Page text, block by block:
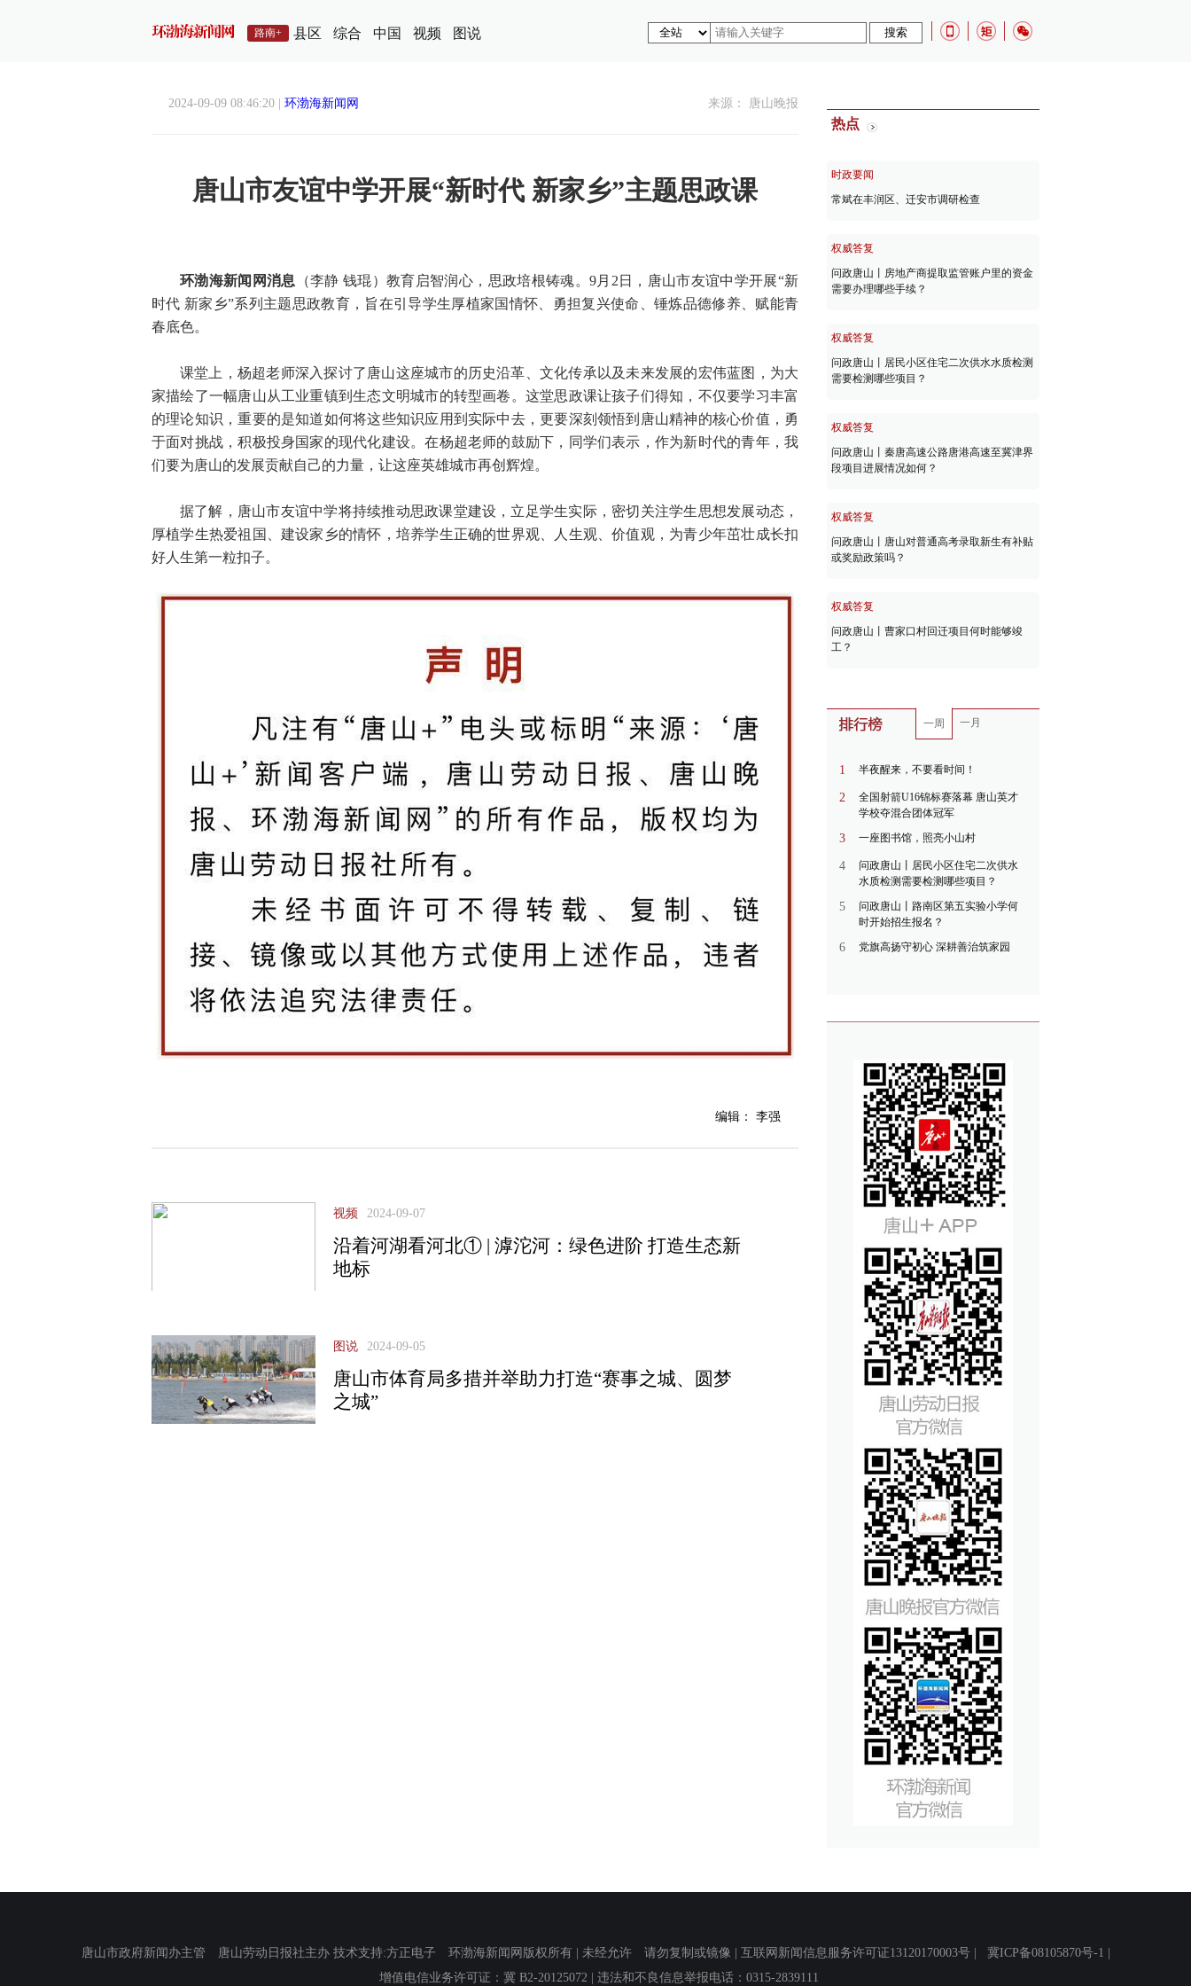
路南+ 县区 综合 中国 视频 图说
2024-09-09 08:46:20 | 环渤海新闻网 来源： 唐山晚报
唐山市友谊中学开展“新时代 新家乡”主题思政课
环渤海新闻网消息
（李静 钱琨）教育启智润心，思政培根铸魂。9月2日，唐山市友谊中学开展“新
时代 新家乡”系列主题思政教育，旨在引导学生厚植家国情怀、勇担复兴使命、锤炼品德修养、赋能青
春底色。
课堂上，杨超老师深入探讨了唐山这座城市的历史沿革、文化传承以及未来发展的宏伟蓝图，为大
家描绘了一幅唐山从工业重镇到生态文明城市的转型画卷。这堂思政课让孩子们得知，不仅要学习丰富
的理论知识，重要的是知道如何将这些知识应用到实际中去，更要深刻领悟到唐山精神的核心价值，勇
于面对挑战，积极投身国家的现代化建设。在杨超老师的鼓励下，同学们表示，作为新时代的青年，我
们要为唐山的发展贡献自己的力量，让这座英雄城市再创辉煌。
据了解，唐山市友谊中学将持续推动思政课堂建设，立足学生实际，密切关注学生思想发展动态，
厚植学生热爱祖国、建设家乡的情怀，培养学生正确的世界观、人生观、价值观，为青少年茁壮成长扣
好人生第一粒扣子。
编辑： 李强
视频 2024-09-07
沿着河湖看河北① | 滹沱河：绿色进阶 打造生态新
地标
图说 2024-09-05
唐山市体育局多措并举助力打造“赛事之城、圆梦
之城”
热点
时政要闻
常斌在丰润区、迁安市调研检查
权威答复
问政唐山丨房地产商提取监管账户里的资金
需要办理哪些手续？
权威答复
问政唐山丨居民小区住宅二次供水水质检测
需要检测哪些项目？
权威答复
问政唐山丨秦唐高速公路唐港高速至冀津界
段项目进展情况如何？
权威答复
问政唐山丨唐山对普通高考录取新生有补贴
或奖励政策吗？
权威答复
问政唐山丨曹家口村回迁项目何时能够竣
工？
一周 一月
1 半夜醒来，不要看时间！
2
全国射箭U16锦标赛落幕 唐山英才
学校夺混合团体冠军
3 一座图书馆，照亮小山村
4
问政唐山丨居民小区住宅二次供水
水质检测需要检测哪些项目？
5
问政唐山丨路南区第五实验小学何
时开始招生报名？
6 党旗高扬守初心 深耕善治筑家园
唐山市政府新闻办主管 唐山劳动日报社主办 技术支持:方正电子 环渤海新闻网版权所有 | 未经允许 请勿复制或镜像 | 互联网新闻信息服务许可证13120170003号 | 冀ICP备08105870号-1
增值电信业务许可证：冀 B2-20125072 | 违法和不良信息举报电话：0315-2839111